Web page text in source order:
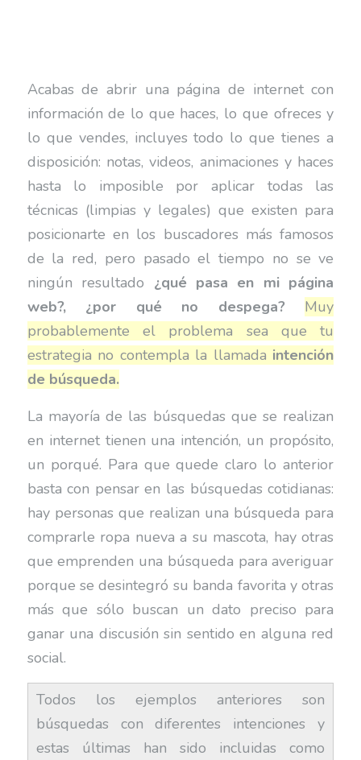
Acabas de abrir una página de internet con
información de lo que haces, lo que ofreces y
lo que vendes, incluyes todo lo que tienes a
disposición: notas, videos, animaciones y haces
hasta lo imposible por aplicar todas las
técnicas (limpias y legales) que existen para
posicionarte en los buscadores más famosos
de la red, pero pasado el tiempo no se ve
ningún resultado ¿qué pasa en mi página
web?, ¿por qué no despega?
Muy
probablemente el problema sea que tu
estrategia no contempla la llamada intención
de búsqueda.
La mayoría de las búsquedas que se realizan
en internet tienen una intención, un propósito,
un porqué. Para que quede claro lo anterior
basta con pensar en las búsquedas cotidianas:
hay personas que realizan una búsqueda para
comprarle ropa nueva a su mascota, hay otras
que emprenden una búsqueda para averiguar
porque se desintegró su banda favorita y otras
más que sólo buscan un dato preciso para
ganar una discusión sin sentido en alguna red
social.
Todos los ejemplos anteriores son
búsquedas con diferentes intenciones y
estas últimas han sido incluidas como